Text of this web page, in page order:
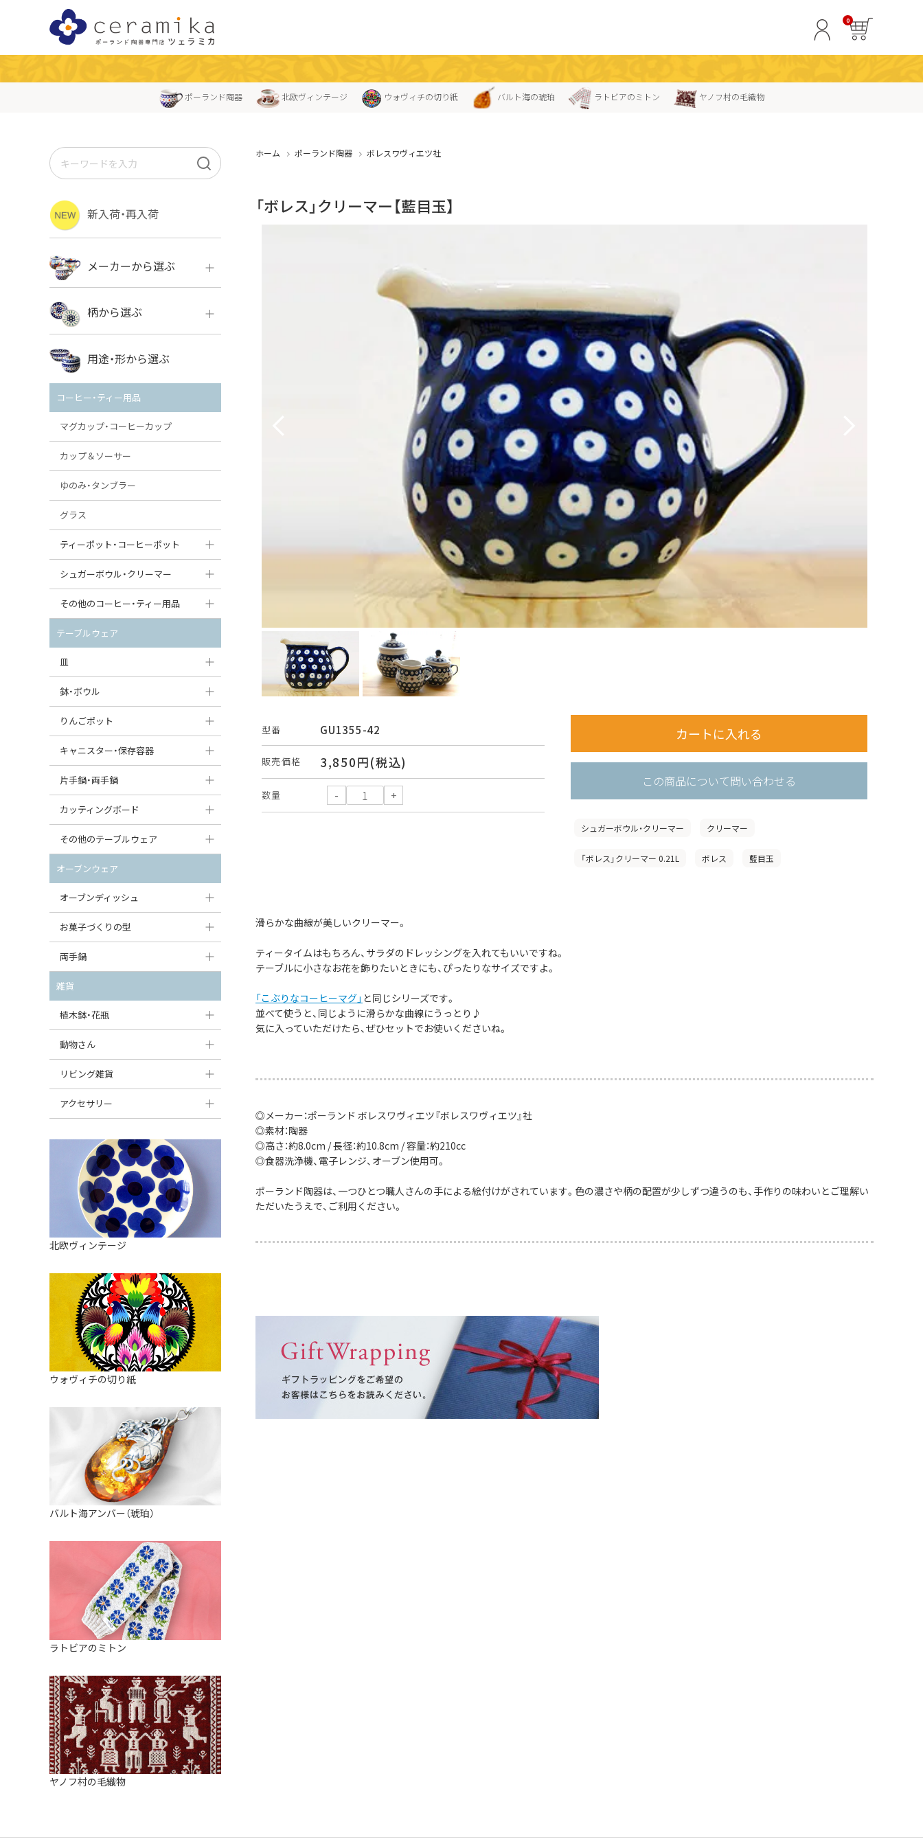
0
ポーランド陶器 北欧ヴィンテージ ウォヴィチの切り紙 バルト海の琥珀 ラトビアのミトン ヤノフ村の毛織物
ホーム ポーランド陶器 ボレスワヴィエツ社
「ボレス」クリーマー【藍目玉】
型番 GU1355-42
販売価格 3,850円(税込)
数量
この商品について問い合わせる
シュガーボウル・クリーマー クリーマー
「ボレス」クリーマー 0.21L ボレス 藍目玉
滑らかな曲線が美しいクリーマー。
ティータイムはもちろん、サラダのドレッシングを入れてもいいですね。
テーブルに小さなお花を飾りたいときにも、ぴったりなサイズですよ。
「こぶりなコーヒーマグ」 と同じシリーズです。
並べて使うと、同じように滑らかな曲線にうっとり♪
気に入っていただけたら、ぜひセットでお使いくださいね。
◎メーカー：ポーランド ボレスワヴィエツ『ボレスワヴィエツ』社
◎素材：陶器
◎高さ：約8.0cm / 長径：約10.8cm / 容量：約210cc
◎食器洗浄機、電子レンジ、オーブン使用可。
ポーランド陶器は、一つひとつ職人さんの手による絵付けがされています。色の濃さや柄の配置が少しずつ違うのも、手作りの味わいとご理解い
ただいたうえで、ご利用ください。
新入荷・再入荷
メーカーから選ぶ
ボレス
VENA
ミレナ
柄から選ぶ
ボレス
用途・形から選ぶ
コーヒー・ティー用品
マグカップ・コーヒーカップ
カップ＆ソーサー
ゆのみ・タンブラー
グラス
ティーポット・コーヒーポット
ティーポット
コーヒーポット
シュガーボウル・クリーマー
シュガーボウル
クリーマー
その他のコーヒー・ティー用品
ポットウォーマー
ピッチャー
コーヒードリッパー
すべて見る
テーブルウェア
皿
大皿（24cm〜）
中皿（18〜24cm）
丸皿
スープ皿
ダルマプレート
たまご型プレート
ハート型プレート
変形プレート
分割ディッシュ
すべて見る
鉢・ボウル
大鉢（21cm〜）
中鉢（16〜21cm）
丸鉢・どんぶり・ボウル
茶碗
オーバルボウル
ハートボウル
葉っぱ型ボウル
りんご型ボウル
いちご型ボウル
星型ボウル
スープカップ
そば猪口・フリーカップ
ココット
薬味入れ
ミキシングボウル
すべて見る
りんごポット
りんごポット
りんごポット小
キャニスター・保存容器
キャニスター
つぼ
ガーリックポット
オニオンキャニスター
ガーリックキャニスター
チーズケース
バターディッシュ
六角形ポット
ボトル
すべて見る
片手鍋・両手鍋
ソースパン（片手鍋）
スープチュリーン
カッティングボード
角型カッティングボード
丸型カッティングボード
すべて見る
その他のテーブルウェア
調味料入れ
グレイヴィーボート
エッグカップ
ケーキスタンド
カトラリー
はしおき・カトラリーレスト
オーブンウェア
オーブンディッシュ
大型（24cm〜）
中型（18〜24cm）
スクエアオーブンディッシュ
オーバルオーブンディッシュ
すべて見る
お菓子づくりの型
パウンド型
マフィン型
すべて見る
両手鍋
チュリーン
キャセロール
すべて見る
雑貨
植木鉢・花瓶
植木鉢
花瓶
動物さん
フィギュア・置物
貯金箱
オーナメント
クリーマー
リビング雑貨
スツール
バス・洗面用品
家具小物
小物入れ
アロマポット
バスケット
装飾用タイル・プレート
ミニチュア
天使さま
カードスタンド
マグネット
すべて見る
アクセサリー
ペンダントトップ
すべて見る
北欧ヴィンテージ
ウォヴィチの切り紙
バルト海アンバー（琥珀）
ラトビアのミトン
ヤノフ村の毛織物